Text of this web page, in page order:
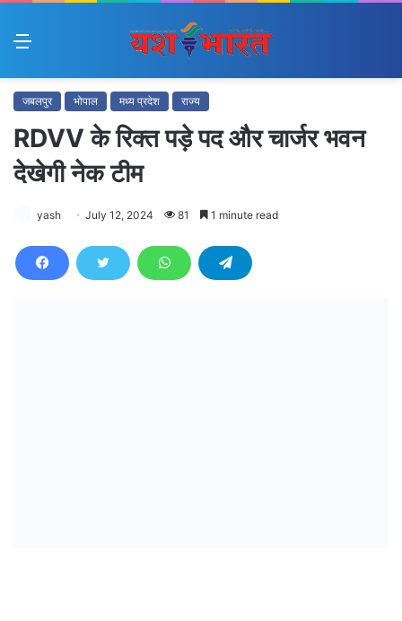
Menu
जबलपुर भोपाल मध्य प्रदेश राज्य
RDVV के रिक्त पड़े पद और चार्जर भवन
देखेगी नेक टीम
yash July 12, 2024 81 1 minute read